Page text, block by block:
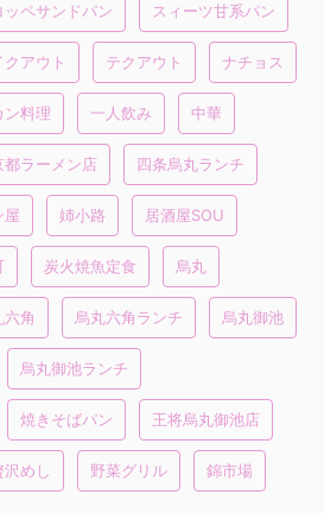
ッペサンドパン スィーツ甘系パン
クアウト テクアウト ナチョス
ン料理 一人飲み 中華
都ラーメン店 四条烏丸ランチ
屋 姉小路 居酒屋SOU
炭火焼魚定食 烏丸
六角 烏丸六角ランチ 烏丸御池
烏丸御池ランチ
焼きそばパン 王将烏丸御池店
沢めし 野菜グリル 錦市場